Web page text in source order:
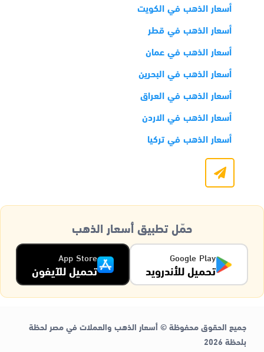
أسعار الذهب في الكويت
أسعار الذهب في قطر
أسعار الذهب في عمان
أسعار الذهب في البحرين
أسعار الذهب في العراق
أسعار الذهب في الاردن
أسعار الذهب في تركيا
حمّل تطبيق أسعار الذهب
Google Play
تحميل للأندرويد
App Store
تحميل للآيفون
جميع الحقوق محفوظة © أسعار الذهب والعملات في مصر لحظة
بلحظة 2026